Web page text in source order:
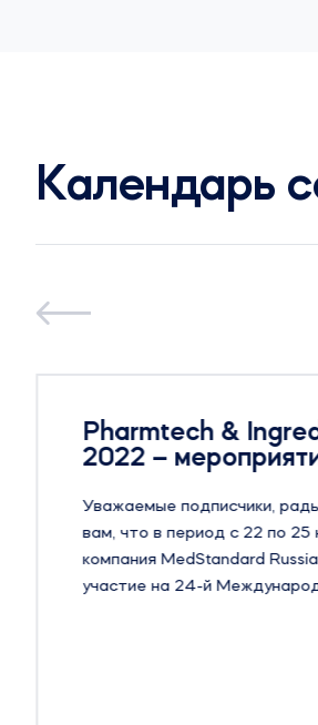
Календарь
Pharmtech &
2022 –
Уважаемые подписчики,
вам, что в период с 22 по 25
компания MedStandard
участие на 24-й